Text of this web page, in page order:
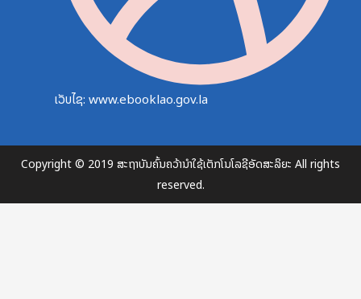
ເວັບໄຊ: www.ebooklao.gov.la
Copyright © 2019 ສະຖາບັນຄົ້ນຄວ້ານຳໃຊ້ເຕັກໂນໂລຊີອັດສະລິຍະ All rights
reserved.